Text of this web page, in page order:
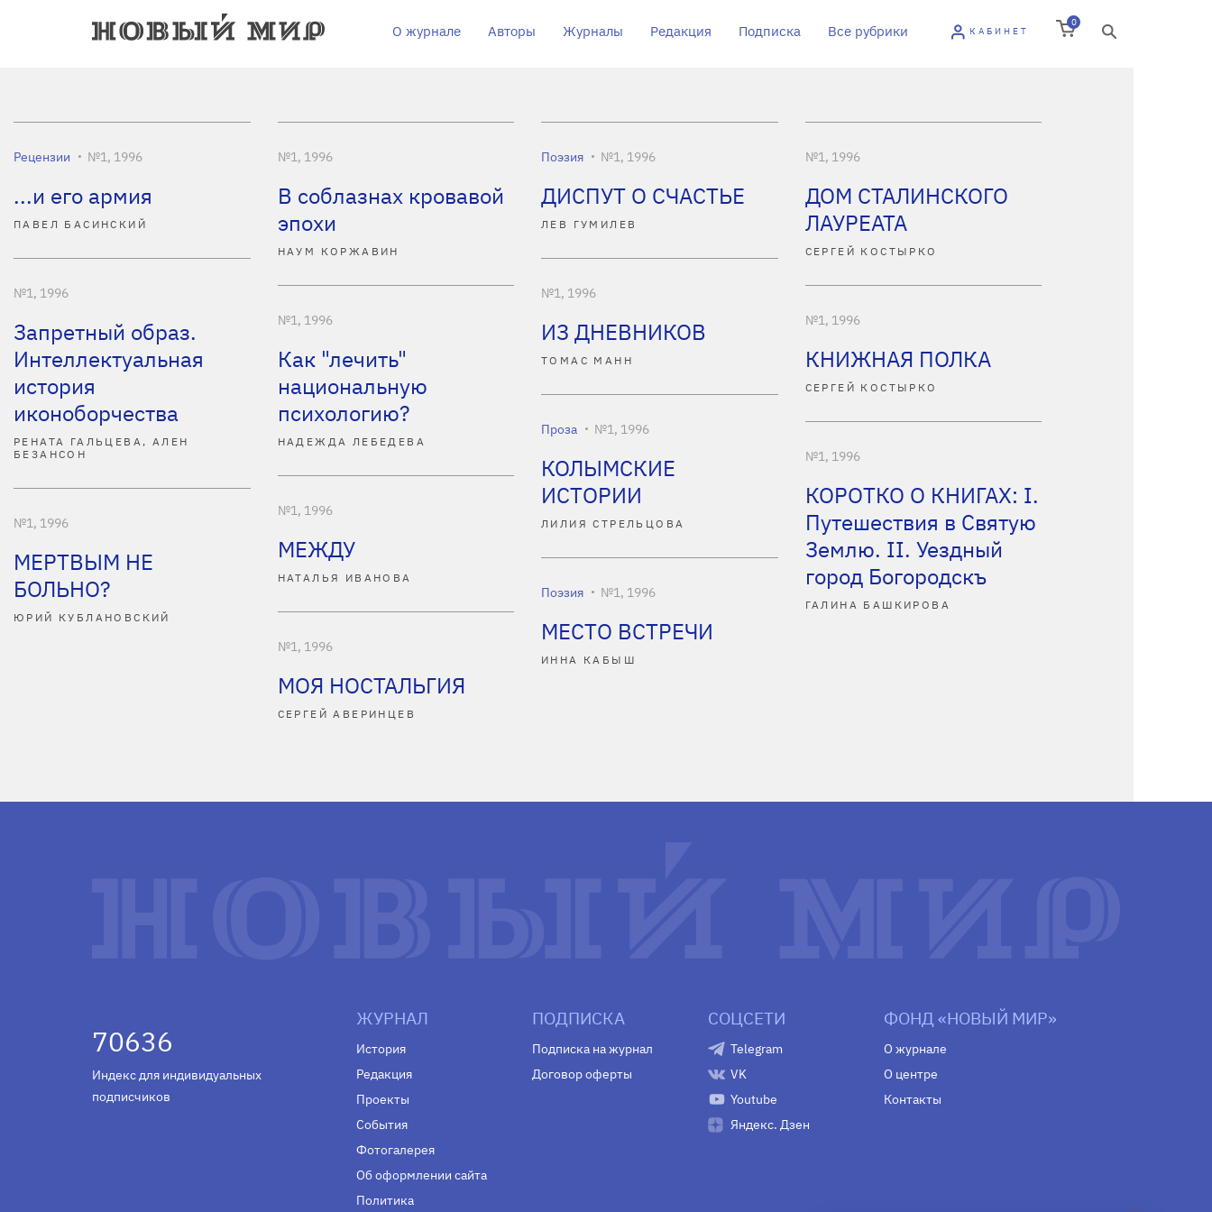
О журнале Авторы Журналы Редакция Подписка Все рубрики КАБИНЕТ
0
Рецензии №1, 1996
...и его армия
ПАВЕЛ БАСИНСКИЙ
№1, 1996
В соблазнах кровавой
эпохи
НАУМ КОРЖАВИН
Поэзия №1, 1996
ДИСПУТ О СЧАСТЬЕ
ЛЕВ ГУМИЛЕВ
№1, 1996
ДОМ СТАЛИНСКОГО
ЛАУРЕАТА
СЕРГЕЙ КОСТЫРКО
№1, 1996
Запретный образ.
Интеллектуальная
история
иконоборчества
РЕНАТА ГАЛЬЦЕВА, АЛЕН
БЕЗАНСОН
№1, 1996
ИЗ ДНЕВНИКОВ
ТОМАС МАНН
№1, 1996
Как "лечить"
национальную
психологию?
НАДЕЖДА ЛЕБЕДЕВА
№1, 1996
КНИЖНАЯ ПОЛКА
СЕРГЕЙ КОСТЫРКО
Проза №1, 1996
КОЛЫМСКИЕ
ИСТОРИИ
ЛИЛИЯ СТРЕЛЬЦОВА
№1, 1996
КОРОТКО О КНИГАХ: I.
Путешествия в Святую
Землю. II. Уездный
город Богородскъ
ГАЛИНА БАШКИРОВА
№1, 1996
МЕЖДУ
НАТАЛЬЯ ИВАНОВА
№1, 1996
МЕРТВЫМ НЕ
БОЛЬНО?
ЮРИЙ КУБЛАНОВСКИЙ
Поэзия №1, 1996
МЕСТО ВСТРЕЧИ
ИННА КАБЫШ
№1, 1996
МОЯ НОСТАЛЬГИЯ
СЕРГЕЙ АВЕРИНЦЕВ
70636
Индекс для индивидуальных
подписчиков
ЖУРНАЛ
История
Редакция
Проекты
События
Фотогалерея
Об оформлении сайта
Политика
ПОДПИСКА
Подписка на журнал
Договор оферты
СОЦСЕТИ
Telegram
VK
Youtube
Яндекс. Дзен
ФОНД «НОВЫЙ МИР»
О журнале
О центре
Контакты